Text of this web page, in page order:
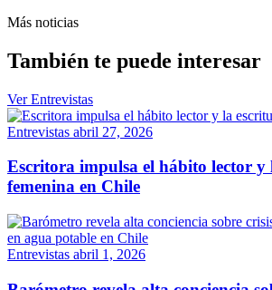
Más noticias
También te puede interesar
Ver Entrevistas
Entrevistas abril 27, 2026
Escritora impulsa el hábito lector y
femenina en Chile
Entrevistas abril 1, 2026